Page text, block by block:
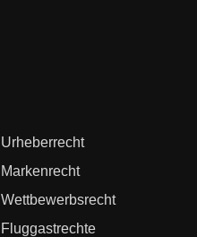
Urheberrecht
Markenrecht
Wettbewerbsrecht
Fluggastrechte